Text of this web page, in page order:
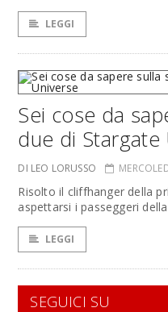
LEGGI
Sei cose da
due di Stargate
DI LEO LORUSSO
Risolto il cliffhanger della
aspettarsi i passeggeri
LEGGI
SEGUICI SU